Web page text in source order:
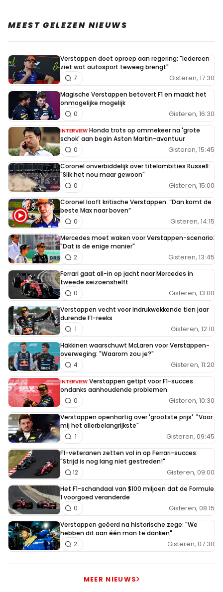
MEEST GELEZEN NIEUWS
Verstappen doet oproep aan regering: "Iedereen
ziet wat autosport teweeg brengt"
Gisteren, 17:30
7
Magische Verstappen betovert F1 en maakt het
onmogelijke mogelijk
Gisteren, 16:30
0
INTERVIEW Honda trots op ommekeer na 'grote
schok' aan begin Aston Martin-avontuur
Gisteren, 15:45
0
Coronel onverbiddelijk over titelambities Russell:
"Slik het nou maar gewoon"
Gisteren, 15:00
0
Coronel looft kritische Verstappen: “Dan komt de
beste Max naar boven”
Gisteren, 14:15
0
Mercedes moet waken voor Verstappen-scenario:
"Dat is de enige manier"
Gisteren, 13:45
2
Ferrari gaat all-in op jacht naar Mercedes in
tweede seizoenshelft
Gisteren, 13:00
0
Verstappen vecht voor indrukwekkende tien jaar
durende F1-reeks
Gisteren, 12:10
1
Häkkinen waarschuwt McLaren voor Verstappen-
overweging: "Waarom zou je?"
Gisteren, 11:20
4
INTERVIEW Verstappen getipt voor F1-succes
ondanks aanhoudende problemen
Gisteren, 10:30
0
Verstappen openhartig over 'grootste prijs': "Voor
mij het allerbelangrijkste"
Gisteren, 09:45
1
F1-veteranen zetten vol in op Ferrari-succes:
"Strijd is nog lang niet gestreden!"
Gisteren, 09:00
12
Het F1-schandaal van $100 miljoen dat de Formule
1 voorgoed veranderde
Gisteren, 08:15
0
Verstappen geëerd na historische zege: "We
hebben dit aan één man te danken"
Gisteren, 07:30
2
MEER NIEUWS